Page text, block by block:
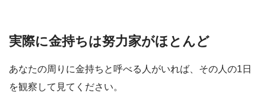
実際に金持ちは努力家がほとんど
あなたの周りに金持ちと呼べる人がいれば、その人の1日
を観察して見てください。